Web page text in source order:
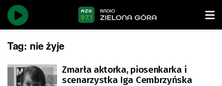
Tag: nie żyje
Zmarła aktorka, piosenkarka i
scenarzystka Iga Cembrzyńska